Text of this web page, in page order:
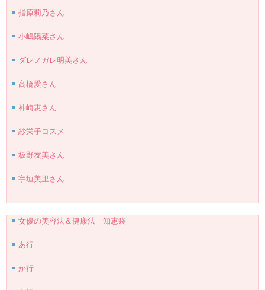
指原莉乃さん
小嶋陽菜さん
ダレノガレ明美さん
高橋愛さん
神崎恵さん
紗栄子コスメ
板野友美さん
宇垣美里さん
女優の美容法＆健康法 知恵袋
あ行
か行